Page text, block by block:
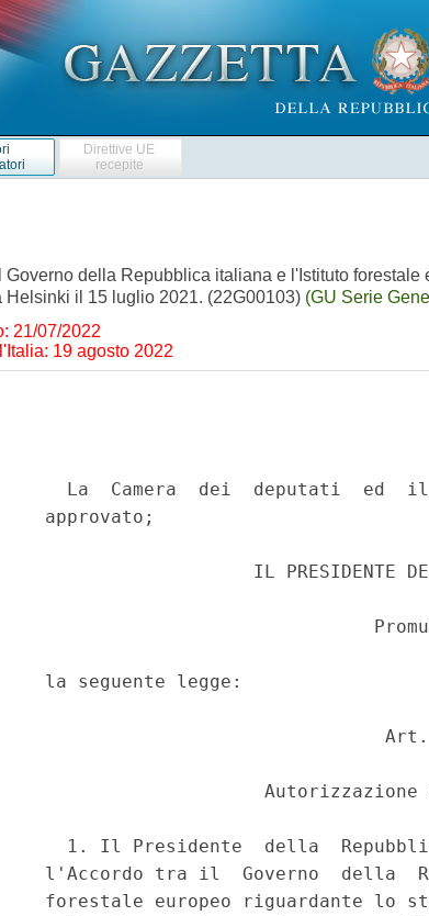
Direttive UE
recepite
della Repubblica italiana e l'Istituto
Helsinki il 15 luglio 2021. (22G00103) (GU Serie
21/07/2022
19 agosto 2022